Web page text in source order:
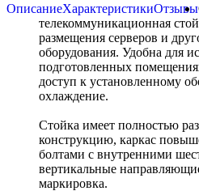
ОписаниеХарактеристикиОтзывы
телекоммуникационная
размещения серверов и
оборудования. Удобна для
подготовленных
доступ к установленному
охлаждение.
Стойка имеет полностью
конструкцию, каркас
болтами с внутренними
вертикальные
маркировка.